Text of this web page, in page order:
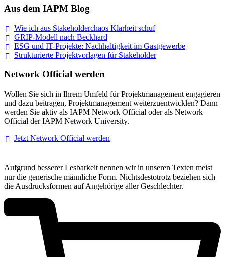
Aus dem IAPM Blog
Wie ich aus Stakeholderchaos Klarheit schuf
GRIP-Modell nach Beckhard
ESG und IT-Projekte: Nachhaltigkeit im Gastgewerbe
Strukturierte Projektvorlagen für Stakeholder
Network Official werden
Wollen Sie sich in Ihrem Umfeld für Projektmanagement engagieren
und dazu beitragen, Projektmanagement weiterzuentwicklen? Dann
werden Sie aktiv als IAPM Network Official oder als Network
Official der IAPM Network University.
Jetzt Network Official werden
Aufgrund besserer Lesbarkeit nennen wir in unseren Texten meist
nur die generische männliche Form. Nichtsdestotrotz beziehen sich
die Ausdrucksformen auf Angehörige aller Geschlechter.